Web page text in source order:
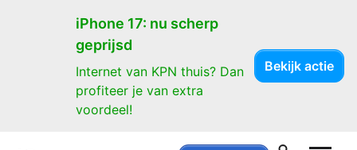
iPhone 17: nu scherp
geprijsd
Internet van KPN thuis? Dan
profiteer je van extra
voordeel!
Bekijk actie